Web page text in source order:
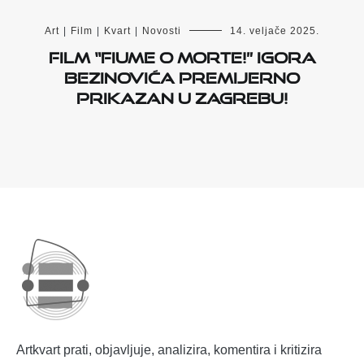
Art | Film | Kvart | Novosti 14. veljače 2025.
Film “Fiume o morte!” Igora
Bezinovića premijerno
prikazan u Zagrebu!
Artkvart prati, objavljuje, analizira, komentira i kritizira